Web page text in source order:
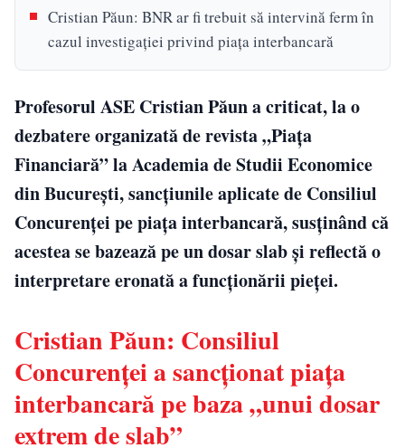
Cristian Păun: BNR ar fi trebuit să intervină ferm în
cazul investigaţiei privind piaţa interbancară
Profesorul ASE Cristian Păun a criticat, la o
dezbatere organizată de revista „Piaţa
Financiară” la Academia de Studii Economice
din Bucureşti, sancţiunile aplicate de Consiliul
Concurenţei pe piaţa interbancară, susţinând că
acestea se bazează pe un dosar slab şi reflectă o
interpretare eronată a funcţionării pieţei.
Cristian Păun: Consiliul
Concurenţei a sancţionat piaţa
interbancară pe baza „unui dosar
extrem de slab”